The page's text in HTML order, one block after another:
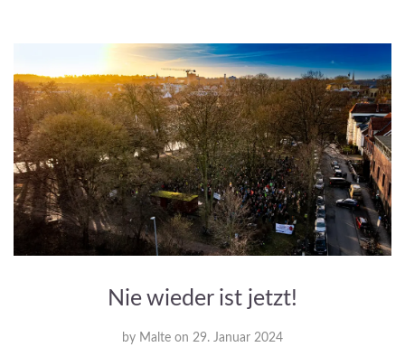
Nie wieder ist jetzt!
by Malte on 29. Januar 2024